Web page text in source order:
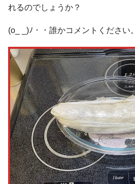
れるのでしょうか？
(o_ _)ﾉ・・誰かコメントください。